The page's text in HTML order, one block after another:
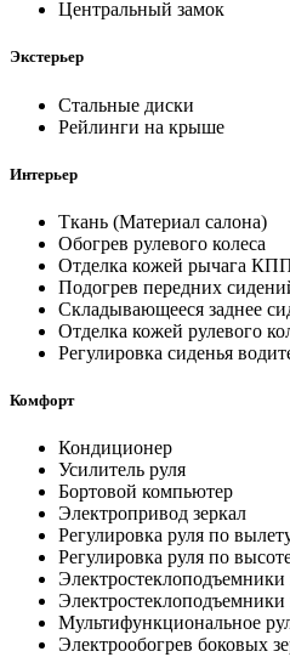
Центральный замок
Экстерьер
Стальные диски
Рейлинги на крыше
Интерьер
Ткань (Материал салона)
Обогрев рулевого колеса
Отделка кожей рычага
Подогрев передних
Складывающееся заднее
Отделка кожей рулевого
Регулировка сиденья
Комфорт
Кондиционер
Усилитель руля
Бортовой компьютер
Электропривод зеркал
Регулировка руля по
Регулировка руля по
Электростеклоподъемники
Электростеклоподъемники
Мультифункциональное
Электрообогрев боковых